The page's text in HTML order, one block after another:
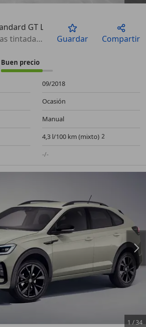
GT Line 100
Bluetooth, Ventanas tintadas, Climatizador, Faros antiniebla, Manos libres, Airbags laterales, Airbag acompañante
Guardar Compartir
Buen precio
09/2018
Ocasión
Manual
4,3 l/100 km (mixto)
-/-
1/34